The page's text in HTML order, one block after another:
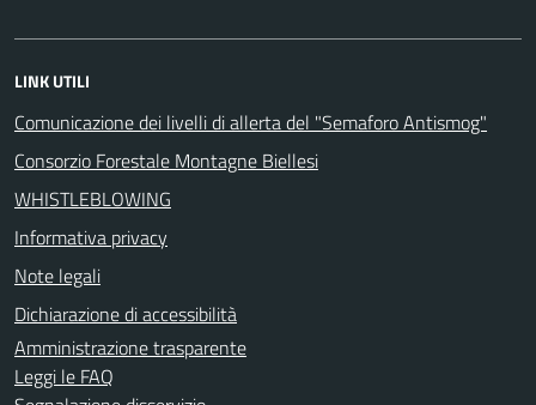
LINK UTILI
Comunicazione dei livelli di allerta del "Semaforo Antismog"
Consorzio Forestale Montagne Biellesi
WHISTLEBLOWING
Informativa privacy
Note legali
Dichiarazione di accessibilità
Amministrazione trasparente
Leggi le FAQ